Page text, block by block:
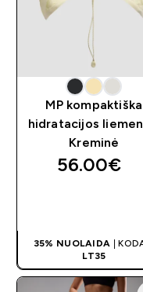
MP kompaktiška
hidratacijos
Kreminė
56.00€‎
35% NUOLAIDA |
LT35